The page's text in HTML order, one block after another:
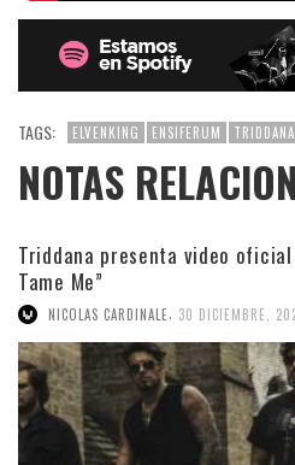
TAGS: ELVENKING ENSIFERUM TRIDDANA
NOTAS
Triddana presenta video
Tame Me”
NICOLAS CARDINALE, 30 DICIEMBRE,